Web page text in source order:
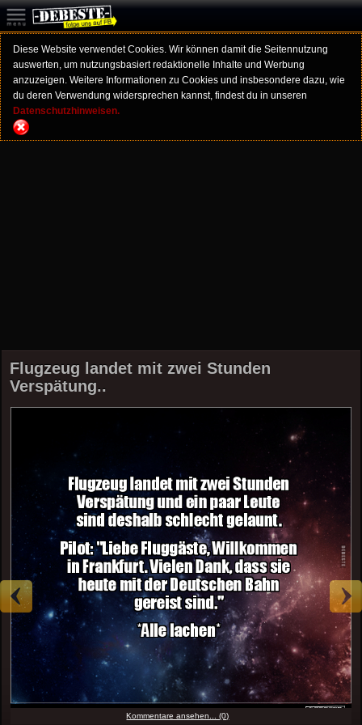
Diese Website verwendet Cookies. Wir können damit die Seitennutzung
auswerten, um nutzungsbasiert redaktionelle Inhalte und Werbung
anzuzeigen. Weitere Informationen zu Cookies und insbesondere dazu, wie
du deren Verwendung widersprechen kannst, findest du in unseren
Datenschutzhinweisen.
Flugzeug landet mit zwei Stunden
Verspätung..
Kommentare ansehen... (0)